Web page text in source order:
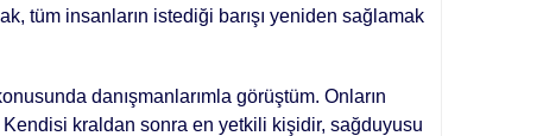
tüm insanların istediği barışı ye­niden sağlamak
danışmanlarımla görüş­tüm. Onların
kraldan sonra en yetkili kişidir, sağduyusu